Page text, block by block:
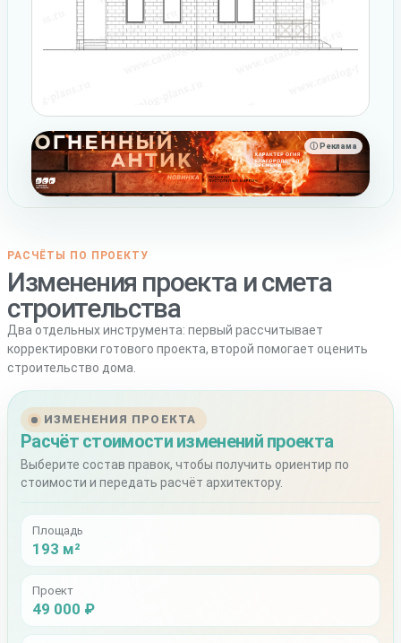
ⓘ Реклама
РАСЧЁТЫ ПО ПРОЕКТУ
Изменения проекта и смета
строительства
Два отдельных инструмента: первый рассчитывает
корректировки готового проекта, второй помогает оценить
строительство дома.
ИЗМЕНЕНИЯ ПРОЕКТА
Расчёт стоимости изменений проекта
Выберите состав правок, чтобы получить ориентир по
стоимости и передать расчёт архитектору.
Площадь
193 м²
Проект
49 000 ₽